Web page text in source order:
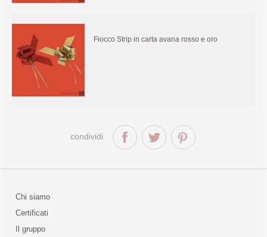
Fiocco Strip in carta avana rosso e oro
condividi
Chi siamo
Certificati
Il gruppo